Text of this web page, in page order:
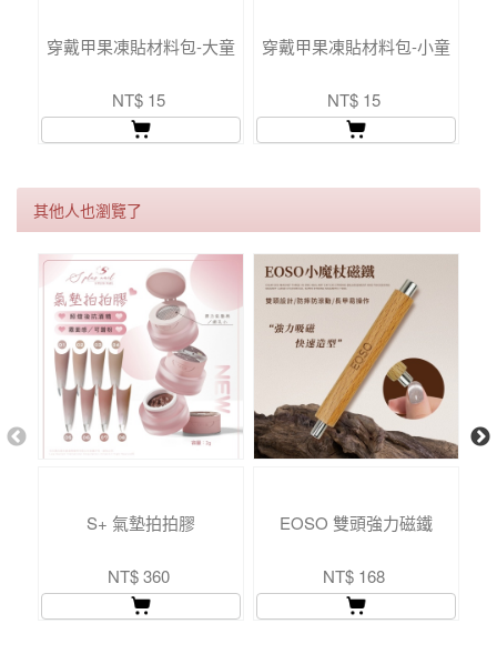
穿戴甲果凍貼材料包-大童
NT$ 15
穿戴甲果凍貼材料包-小童
NT$ 15
其他人也瀏覽了
S+ 氣墊拍拍膠
NT$ 360
EOSO 雙頭強力磁鐵
NT$ 168